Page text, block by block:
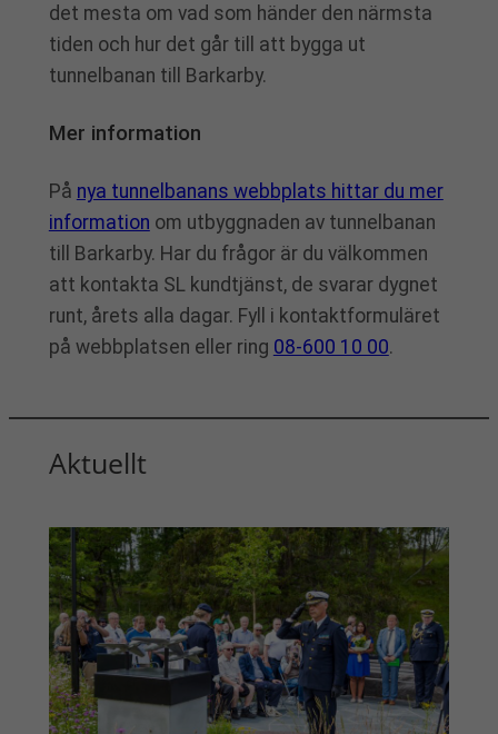
det mesta om vad som händer den närmsta
tiden och hur det går till att bygga ut
tunnelbanan till Barkarby.
Mer information
På nya tunnelbanans webbplats hittar du mer
information om utbyggnaden av tunnelbanan
till Barkarby. Har du frågor är du välkommen
att kontakta SL kundtjänst, de svarar dygnet
runt, årets alla dagar. Fyll i kontaktformuläret
på webbplatsen eller ring 08-600 10 00.
Aktuellt